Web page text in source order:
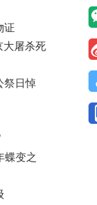
证
大屠杀死
祭日悼
蝶变之